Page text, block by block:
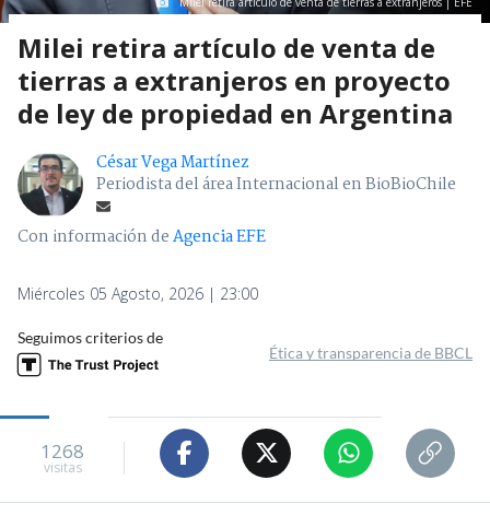
Milei retira artículo de venta de
tierras a extranjeros en proyecto
de ley de propiedad en Argentina
César Vega Martínez
Periodista del área Internacional en BioBioChile
Con información deAgencia EFE
Miércoles 05 Agosto, 2026 | 23:00
Seguimos criterios de
Ética y transparencia de BBCL
1268
visitas